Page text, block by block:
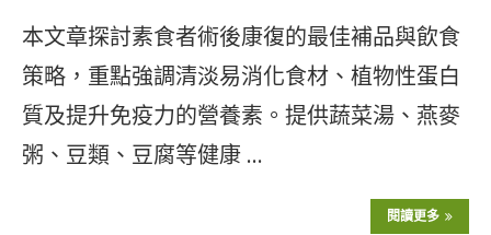
本文章探討素食者術後康復的最佳補品與飲食
策略，重點強調清淡易消化食材、植物性蛋白
質及提升免疫力的營養素。提供蔬菜湯、燕麥
粥、豆類、豆腐等健康 …
閱讀更多